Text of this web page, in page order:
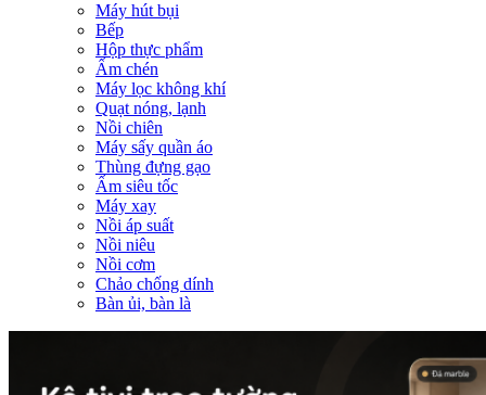
Máy hút bụi
Bếp
Hộp thực phẩm
Ấm chén
Máy lọc không khí
Quạt nóng, lạnh
Nồi chiên
Máy sấy quần áo
Thùng đựng gạo
Ấm siêu tốc
Máy xay
Nồi áp suất
Nồi niêu
Nồi cơm
Chảo chống dính
Bàn ủi, bàn là